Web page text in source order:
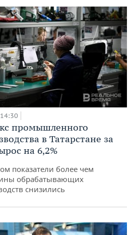
промышленного
в Татарстане за
на 6,2%
показатели более чем
обрабатывающих
снизились